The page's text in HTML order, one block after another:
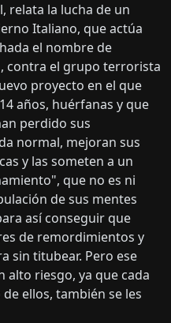
relata la lucha de un
Italiano, que actúa
el nombre de
contra el grupo terrorista
proyecto en el que
años, huérfanas y que
perdido sus
normal, mejoran sus
y las someten a un
que no es ni
de sus mentes
así conseguir que
de remordimientos y
sin titubear. Pero ese
alto riesgo, ya que cada
ellos, también se les